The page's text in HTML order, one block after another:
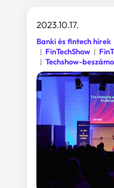
2023.10.17.
Banki és fintech hírek
FinTechShow
Techshow-